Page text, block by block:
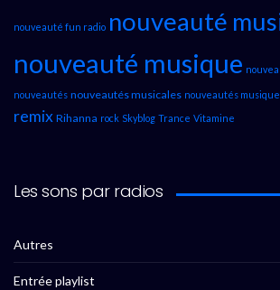
nouveauté fun radio nouveauté
nouveauté musique
nouveautés nouveautés musicales nouveautés musique
remix Rihanna rock Skyblog Trance Vitamine
Les sons par radios
Autres
Entrée playlist